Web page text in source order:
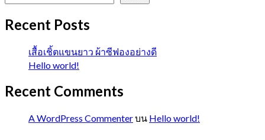
Recent Posts
เสื้อเชิ้ตแขนยาว ผ้าซีฟองอย่างดี
Hello world!
Recent Comments
A WordPress Commenterบน Hello world!